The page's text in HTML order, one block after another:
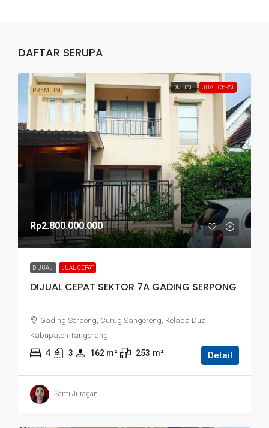
DAFTAR SERUPA
PREMIUM DIJUAL JUAL CEPAT
Rp2.800.000.000
DIJUAL JUAL CEPAT
DIJUAL CEPAT SEKTOR 7A GADING SERPONG
Gading Serpong, Curug Sangereng, Kelapa Dua,
Kabupaten Tangerang
4 3 162 m² 253 m² Detail
Santi Juragan